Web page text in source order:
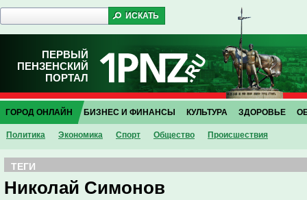
ПЕРВЫЙ
ПЕНЗЕНСКИЙ
ПОРТАЛ
ГОРОД ОНЛАЙН
Политика Экономика Спорт Общество Проиcшествия
БИЗНЕС И ФИНАНСЫ КУЛЬТУРА ЗДОРОВЬЕ
ТЕГИ
Николай Симонов